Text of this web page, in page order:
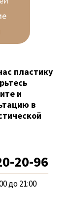
пластику
и
в
20-96
до 21:00